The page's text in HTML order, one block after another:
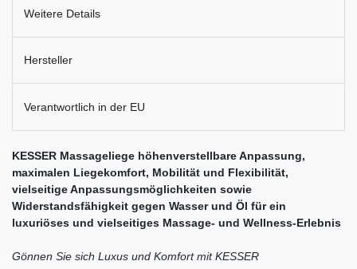
Weitere Details
Hersteller
Verantwortlich in der EU
KESSER Massageliege höhenverstellbare Anpassung,
maximalen Liegekomfort, Mobilität und Flexibilität,
vielseitige Anpassungsmöglichkeiten sowie
Widerstandsfähigkeit gegen Wasser und Öl für ein
luxuriöses und vielseitiges Massage- und Wellness-Erlebnis
Gönnen Sie sich Luxus und Komfort mit KESSER